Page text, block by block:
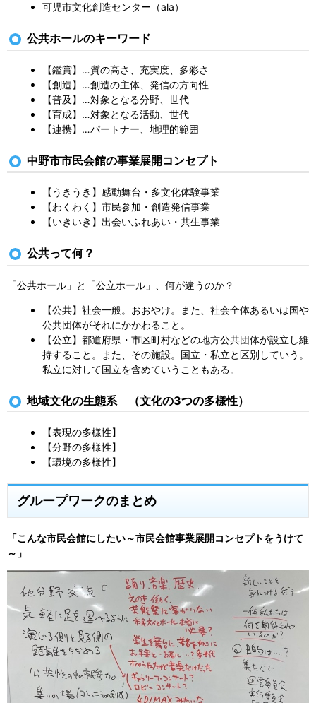
可児市文化創造センター（ala）
公共ホールのキーワード
【鑑賞】…質の高さ、充実度、多彩さ
【創造】…創造の主体、発信の方向性
【普及】…対象となる分野、世代
【育成】…対象となる活動、世代
【連携】…パートナー、地理的範囲
中野市市民会館の事業展開コンセプト
【うきうき】感動舞台・多文化体験事業
【わくわく】市民参加・創造発信事業
【いきいき】出会いふれあい・共生事業
公共って何？
「公共ホール」と「公立ホール」、何が違うのか？
【公共】社会一般。おおやけ。また、社会全体あるいは国や
公共団体がそれにかかわること。
【公立】都道府県・市区町村などの地方公共団体が設立し維
持すること。また、その施設。国立・私立と区別していう。
私立に対して国立を含めていうこともある。
地域文化の生態系 （文化の3つの多様性）
【表現の多様性】
【分野の多様性】
【環境の多様性】
グループワークのまとめ
「こんな市民会館にしたい～市民会館事業展開コンセプトをうけて
～」